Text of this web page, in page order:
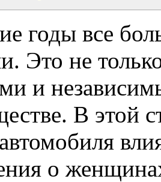
годы все
Это не
и
В этой
о